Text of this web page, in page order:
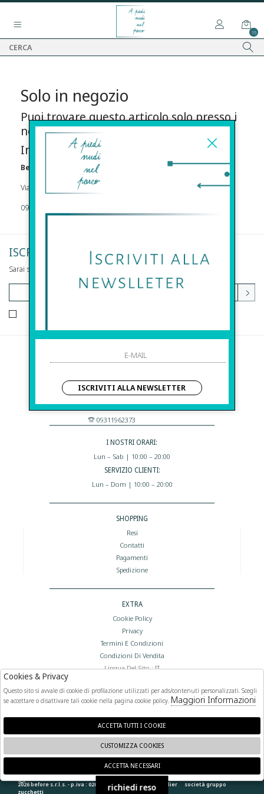
15
Solo in negozio
Puoi trovare questo articolo solo presso i
nostri punti vendita:
Info contatti
Before s.r.l.s.
Via Della Maestranza , 23 96100 Siracusa
09311962373
ISCRIVITI ALLA NEWSLETTER
Sarai sempre aggiornato su offerte e promozioni.
Before S.r.l.s.
Via Della Maestranza , 23
96100 Siracusa - Italia
Eshop@apiedinudinelparcoboutique.com
09311962373
I NOSTRI ORARI:
Lun – Sab | 10:00 – 20:00
SERVIZIO CLIENTI:
Lun – Dom | 10:00 – 20:00
SHOPPING
Resi
Contatti
Pagamenti
Spedizione
EXTRA
Cookie Policy
Privacy
Termini E Condizioni
Condizioni Di Vendita
Lingua Del Sito : IT
FOLLOW US
2026 before s.r.l.s. - p.iva : 02066400892 powered by atelier società gruppo
zucchetti
🍪
ISCRIVITI ALLA NEWSLETTER
richiedi reso
Cookies & Privacy
Questo sito si avvale di cookie di profilazione utilizzati per ads/contenuti personalizzati. Scegli
se accettare o disattivare tali cookie nella pagina cookie policy. Maggiori Informazioni
ACCETTA TUTTI I COOKIE
CUSTOMIZZA COOKIES
ACCETTA NECESSARI